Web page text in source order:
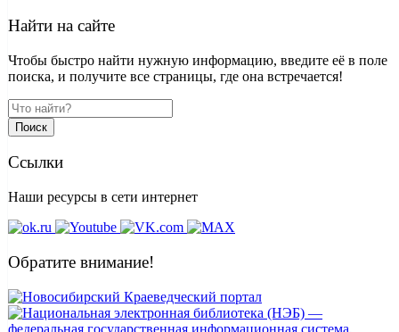
Найти на сайте
Чтобы быстро найти нужную информацию, введите её в поле
поиска, и получите все страницы, где она встречается!
Поиск
Ссылки
Наши ресурсы в сети интернет
Обратите внимание!